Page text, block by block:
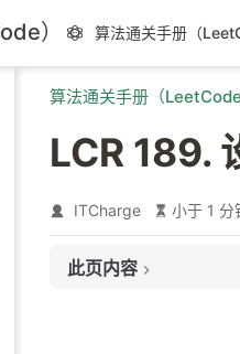
） 算法通关手册（
算法通关手册（LeetCode
LCR 189.
ITCharge 小于 1 分
此页内容